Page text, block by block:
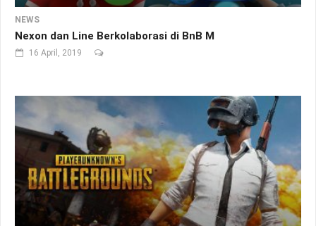
NEWS
Nexon dan Line Berkolaborasi di BnB M
16 April, 2019